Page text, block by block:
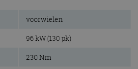
voorwielen
96 kW (130 pk)
230 Nm